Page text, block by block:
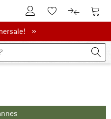
De klantenaccount
Naar deNaar de
»